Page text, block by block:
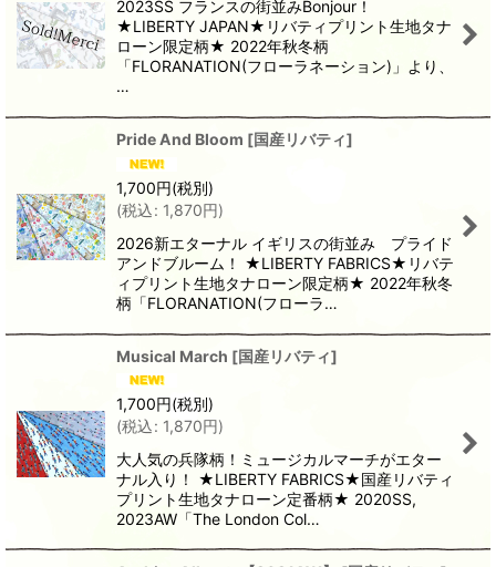
2023SS フランスの街並みBonjour！
★LIBERTY JAPAN★リバティプリント生地タナ
ローン限定柄★ 2022年秋冬柄
「FLORANATION(フローラネーション)」より、
…
Pride And Bloom [国産リバティ]
1,700円(税別)
(税込: 1,870円)
2026新エターナル イギリスの街並み プライド
アンドブルーム！ ★LIBERTY FABRICS★リバテ
ィプリント生地タナローン限定柄★ 2022年秋冬
柄「FLORANATION(フローラ…
Musical March [国産リバティ]
1,700円(税別)
(税込: 1,870円)
大人気の兵隊柄！ミュージカルマーチがエター
ナル入り！ ★LIBERTY FABRICS★国産リバティ
プリント生地タナローン定番柄★ 2020SS,
2023AW「The London Col…